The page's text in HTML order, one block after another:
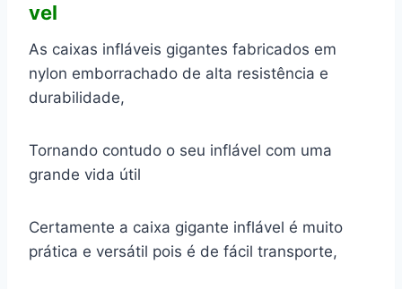
vel
As caixas infláveis gigantes fabricados em
nylon emborrachado de alta resistência e
durabilidade,
Tornando contudo o seu inflável com uma
grande vida útil
Certamente a caixa gigante inflável é muito
prática e versátil pois é de fácil transporte,